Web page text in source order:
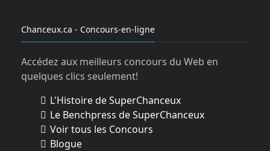
Chanceux.ca - Concours-en-ligne
Accédez aux meilleurs concours du Web en
quelques clics seulement!
L'Histoire de SuperChanceux
Le Benchpress de SuperChanceux
Voir tous les Concours
Blogue